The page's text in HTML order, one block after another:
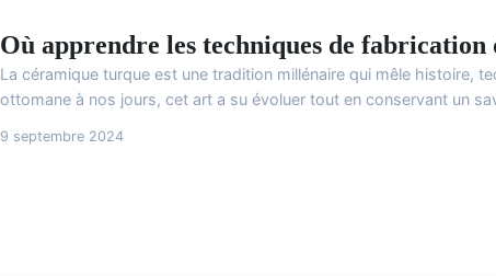
Où apprendre les techniques de
La céramique turque est une tradition millénaire qui mêle histoire,
ottomane à nos jours, cet art a su évoluer tout en conservant un
9 septembre 2024